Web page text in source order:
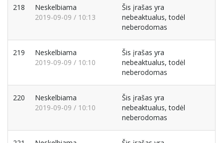
218
Neskelbiama
2019-09-09 / 10:13
Šis įrašas yra
nebeaktualus, todėl
neberodomas
219
Neskelbiama
2019-09-09 / 10:10
Šis įrašas yra
nebeaktualus, todėl
neberodomas
220
Neskelbiama
2019-09-09 / 10:10
Šis įrašas yra
nebeaktualus, todėl
neberodomas